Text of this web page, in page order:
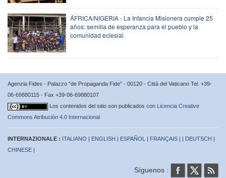
ÁFRICA/NIGERIA - La Infancia Misionera cumple 25
años: semilla de esperanza para el pueblo y la
comunidad eclesial
Agenzia Fides - Palazzo “de Propaganda Fide” - 00120 - Città del Vaticano Tel. +39-
06-69880115 - Fax +39-06-69880107
Los contenidos del sitio son publicados con Licencia Creative
Commons Atribución 4.0 Internacional
INTERNAZIONALE : ITALIANO | ENGLISH | ESPAÑOL | FRANÇAIS | | DEUTSCH |
CHINESE |
Síguenos :